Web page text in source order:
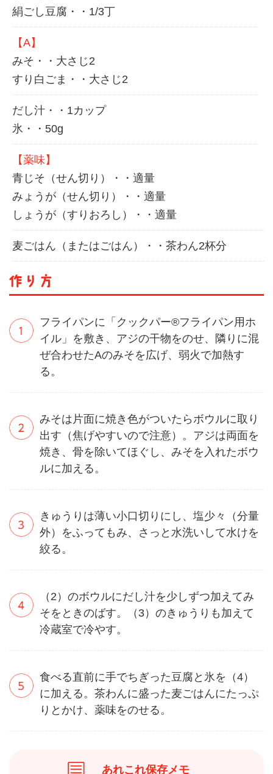
絹ごし豆腐・・1/3丁
【A】
みそ・・大さじ2
すり白ごま・・大さじ2
だし汁・・1カップ
氷・・50g
【薬味】
青じそ（せん切り）・・適量
みょうが（せん切り）・・適量
しょうが（すりおろし）・・適量
麦ごはん（またはごはん）・・茶わん2杯分
フライパンに「クックパー®フライパン用ホ
イル」を敷き、アジの干物をのせ、隣りに混
ぜ合わせたAのみそを広げ、弱火で加熱す
る。
みそは片面に焼き色がついたらボウルに取り
出す（焦げやすいので注意）。アジは両面を
焼き、骨を除いてほぐし、みそを入れたボウ
ルに加える。
きゅうりは薄い小口切りにし、塩少々（分量
外）をふってもみ、さっと水洗いして水けを
絞る。
（2）のボウルにだし汁を少しずつ加えてみ
そをときのばす。（3）のきゅうりも加えて
冷蔵室で冷やす。
食べる直前に手でちぎった豆腐と氷を（4）
に加える。茶わんに盛った麦ごはんにたっぷ
りとかけ、薬味をのせる。
あれこれ保存メモ